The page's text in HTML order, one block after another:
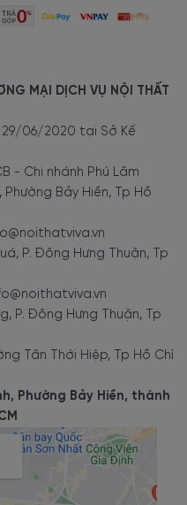
không gian phòng khách
chỉ có ở mẫu tủ rượu này đó
không gian sử dụng trong
nghiệp theo chiều dài,
Đây là kích thước thích hợp
có diện tích không quá lớn.
dài, mức giá
rượu mà còn thể hiện gu
Mẫu Tủ Rượu Đẹp Hiện
chất liệu cao cấp sẽ gắn bó
gian rất dài.
Tự Nhiên Chất Lượng Hiện
tủ rượu đẹp hiện đại TR-
MẠI DỊCH VỤ NỘI THẤT
29/06/2020 tại Sở Kế
- Chi nhánh Phú Lâm
Phường Bảy Hiền, Tp Hồ
P. Đông Hưng Thuận, Tp
P. Đông Hưng Thuận, Tp
Tân Thới Hiệp, Tp Hồ Chí
Phường Bảy Hiền, thành